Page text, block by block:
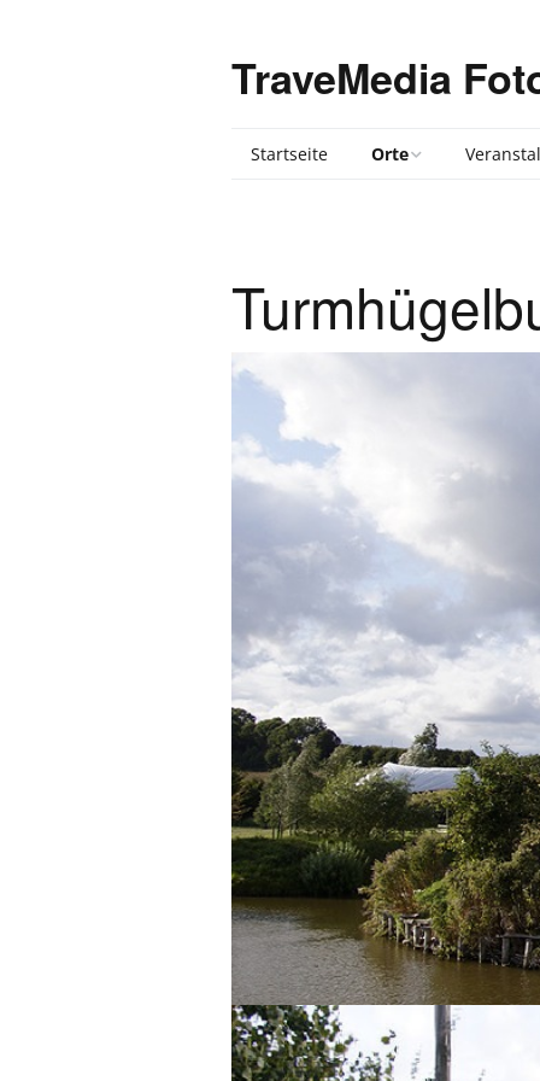
TraveMedia
Startseite Orte
Trelche
Schloss Eutin im
Kerzenschein
Gothmund
Kloster Cismar
Mölln
Oldenburg in Holstein
Plön
Ratzeburg
Turmhügelburg
24.
Handball-
2026 in
Open
Herbst